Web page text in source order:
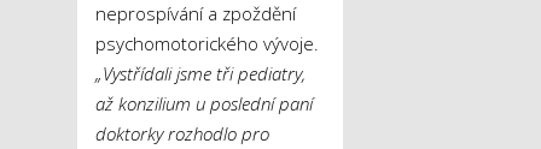
neprospívání a zpoždění
psychomotorického vývoje.
„Vystřídali jsme tři pediatry,
až konzilium u poslední paní
doktorky rozhodlo pro